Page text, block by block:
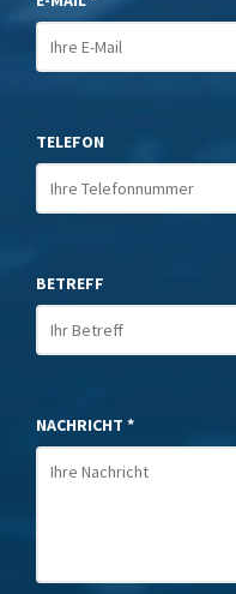
TELEFON
BETREFF
NACHRICHT *